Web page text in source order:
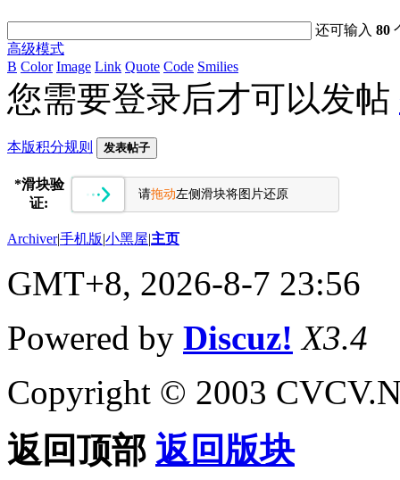
还可输入80
高级模式
B Color Image Link Quote Code Smilies
您需要登录后才可以发帖
本版积分规则 发表帖子
*滑块验
证:
请拖动左侧滑块将图片还原
Archiver|手机版|小黑屋|主页
GMT+8, 2026-8-7 23:56
Powered by Discuz! X3.4
Copyright © 2003
返回顶部 返回版块